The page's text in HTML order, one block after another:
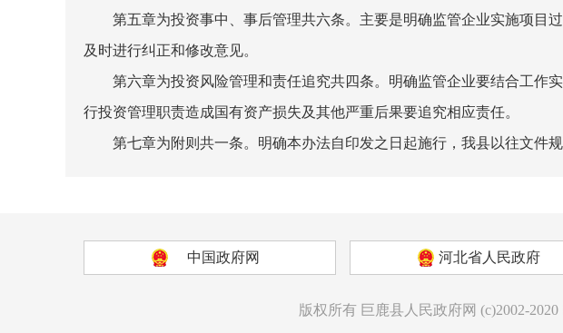
第五章为投资事中、事后管理共六条。主要是明确监管企业实施项目
及时进行纠正和修改意见。
第六章为投资风险管理和责任追究共四条。明确监管企业要结合工作
行投资管理职责造成国有资产损失及其他严重后果要追究相应责任。
第七章为附则共一条。明确本办法自印发之日起施行，我县以往文件
中国政府网 河北省人民政府
版权所有 巨鹿县人民政府网 (c)2002-2020